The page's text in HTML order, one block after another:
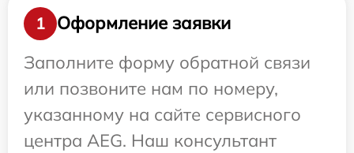
1
Оформление заявки
Заполните форму обратной связи
или позвоните нам по номеру,
указанному на сайте сервисного
центра AEG. Наш консультант